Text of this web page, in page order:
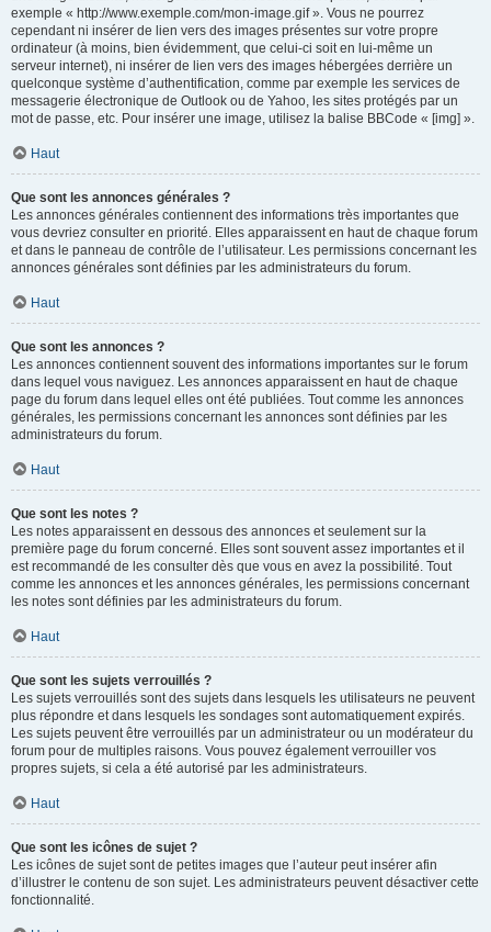
exemple « http://www.exemple.com/mon-image.gif ». Vous ne pourrez
cependant ni insérer de lien vers des images présentes sur votre propre
ordinateur (à moins, bien évidemment, que celui-ci soit en lui-même un
serveur internet), ni insérer de lien vers des images hébergées derrière un
quelconque système d’authentification, comme par exemple les services de
messagerie électronique de Outlook ou de Yahoo, les sites protégés par un
mot de passe, etc. Pour insérer une image, utilisez la balise BBCode « [img] ».
Haut
Que sont les annonces générales ?
Les annonces générales contiennent des informations très importantes que
vous devriez consulter en priorité. Elles apparaissent en haut de chaque forum
et dans le panneau de contrôle de l’utilisateur. Les permissions concernant les
annonces générales sont définies par les administrateurs du forum.
Haut
Que sont les annonces ?
Les annonces contiennent souvent des informations importantes sur le forum
dans lequel vous naviguez. Les annonces apparaissent en haut de chaque
page du forum dans lequel elles ont été publiées. Tout comme les annonces
générales, les permissions concernant les annonces sont définies par les
administrateurs du forum.
Haut
Que sont les notes ?
Les notes apparaissent en dessous des annonces et seulement sur la
première page du forum concerné. Elles sont souvent assez importantes et il
est recommandé de les consulter dès que vous en avez la possibilité. Tout
comme les annonces et les annonces générales, les permissions concernant
les notes sont définies par les administrateurs du forum.
Haut
Que sont les sujets verrouillés ?
Les sujets verrouillés sont des sujets dans lesquels les utilisateurs ne peuvent
plus répondre et dans lesquels les sondages sont automatiquement expirés.
Les sujets peuvent être verrouillés par un administrateur ou un modérateur du
forum pour de multiples raisons. Vous pouvez également verrouiller vos
propres sujets, si cela a été autorisé par les administrateurs.
Haut
Que sont les icônes de sujet ?
Les icônes de sujet sont de petites images que l’auteur peut insérer afin
d’illustrer le contenu de son sujet. Les administrateurs peuvent désactiver cette
fonctionnalité.